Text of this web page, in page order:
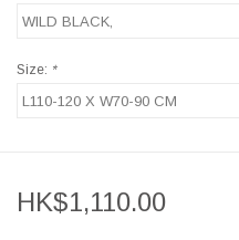
Size: *
HK$1,110.00